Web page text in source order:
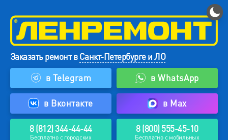
Заказать ремонт вСанкт-Петербурге и ЛО
в Telegram
в WhatsApp
в Вконтакте в Max
8 (812) 344-44-44
Бесплатно с городских
8 (800) 555-45-10
Бесплатно с мобильных